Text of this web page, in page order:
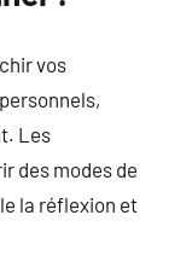
vos
Les
des modes de
la réflexion et